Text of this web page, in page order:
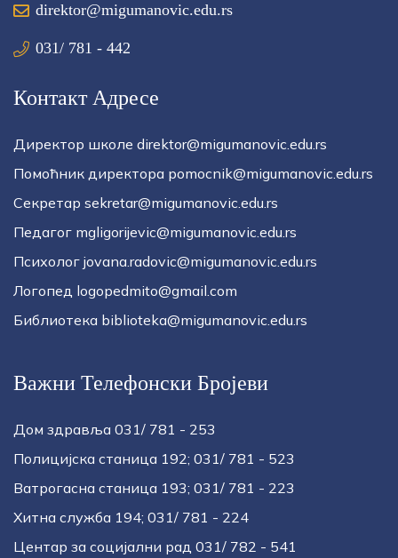
direktor@migumanovic.edu.rs
031/ 781 - 442
Контакт Адресе
Директор школе direktor@migumanovic.edu.rs
Помоћник директора pomocnik@migumanovic.edu.rs
Секретар sekretar@migumanovic.edu.rs
Педагог mgligorijevic@migumanovic.edu.rs
Психолог jovana.radovic@migumanovic.edu.rs
Логопед logopedmito@gmail.com
Библиотека biblioteka@migumanovic.edu.rs
Важни Телефонски Бројеви
Дом здравља 031/ 781 - 253
Полицијска станица 192; 031/ 781 - 523
Ватрогасна станица 193; 031/ 781 - 223
Хитна служба 194; 031/ 781 - 224
Центар за социјални рад 031/ 782 - 541